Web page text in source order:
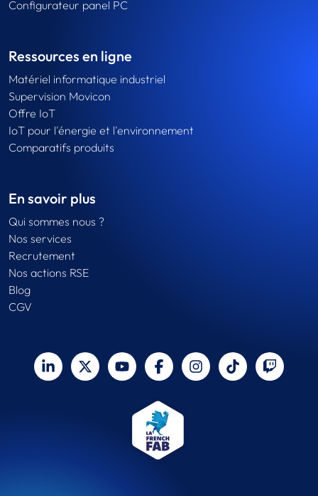
Configurateur panel PC
Ressources en ligne
Matériel informatique industriel
Supervision Movicon
Offre IoT
IoT pour l'énergie et l'environnement
Comparatifs produits
En savoir plus
Qui sommes nous ?
Nos services
Recrutement
Nos actions RSE
Blog
CGV